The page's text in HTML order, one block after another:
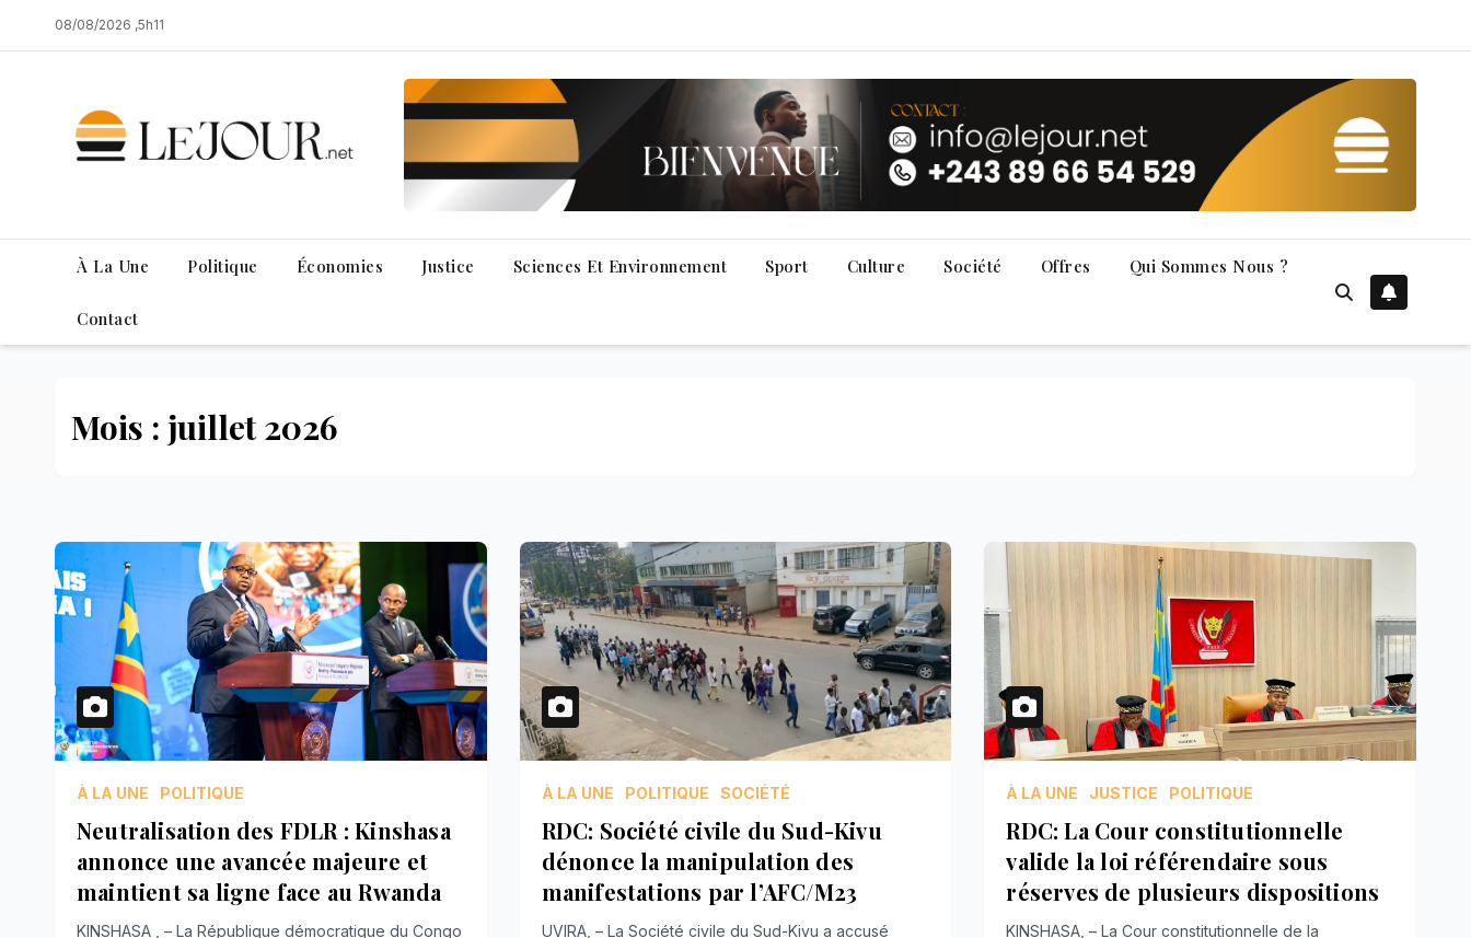
to
08/08/2026 ,5h11
À La Une Politique Économies Justice Sciences Et Environnement Sport Culture Société Offres Qui Sommes Nous ?
Contact
Mois : juillet 2026
À LA UNE POLITIQUE
Neutralisation des FDLR : Kinshasa
annonce une avancée majeure et
maintient sa ligne face au Rwanda
KINSHASA , – La République démocratique du Congo
À LA UNE POLITIQUE SOCIÉTÉ
RDC: Société civile du Sud-Kivu
dénonce la manipulation des
manifestations par l’AFC/M23
UVIRA, – La Société civile du Sud-Kivu a accusé
À LA UNE JUSTICE POLITIQUE
RDC: La Cour constitutionnelle
valide la loi référendaire sous
réserves de plusieurs dispositions
KINSHASA, – La Cour constitutionnelle de la